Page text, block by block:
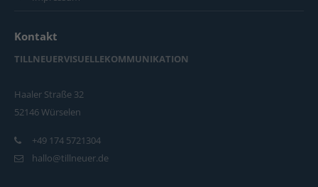
Kontakt
TILLNEUERVISUELLEKOMMUNIKATION
Haaler Straße 32
52146 Würselen
+49 174 5721304
hallo@tillneuer.de